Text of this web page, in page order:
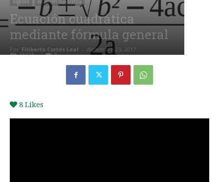
Algebra ecuación cuadrática
Ecuación cuadrática
mediante fórmula general
Por Filiberto Cortés Leal - diciembre 23, 2017
13474 0
8 Likes